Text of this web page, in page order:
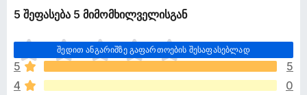
5 შეფასება 5 მიმომხილველისგან
შედით ანგარიშზე გაფართოების შესაფასებლად
ჯ
ე
რ
ა
5
5
4
0